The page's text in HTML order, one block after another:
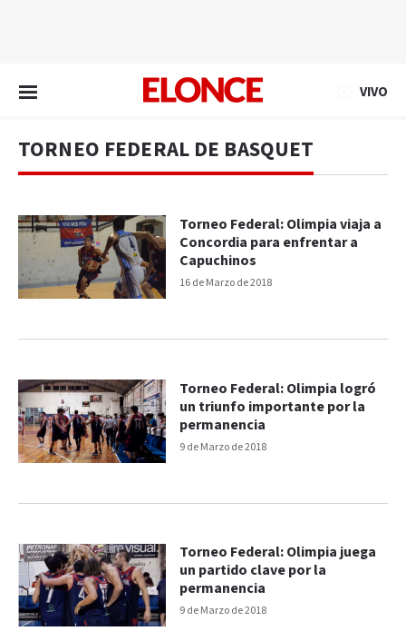
VIVO
TORNEO FEDERAL DE BASQUET
16 de Marzo de 2018
Torneo Federal: Olimpia viaja a
Concordia para enfrentar a
Capuchinos
9 de Marzo de 2018
Torneo Federal: Olimpia logró
un triunfo importante por la
permanencia
9 de Marzo de 2018
Torneo Federal: Olimpia juega
un partido clave por la
permanencia